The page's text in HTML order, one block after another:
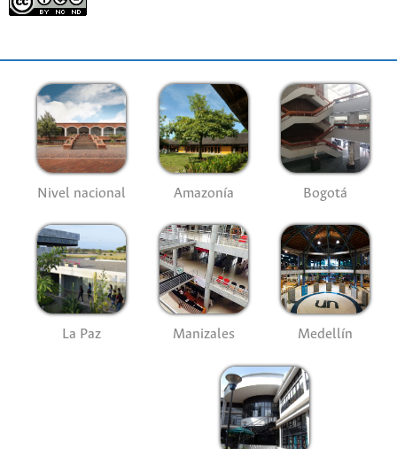
Nivel nacional Amazonía Bogotá
La Paz Manizales Medellín